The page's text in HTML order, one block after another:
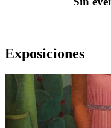
Exposiciones